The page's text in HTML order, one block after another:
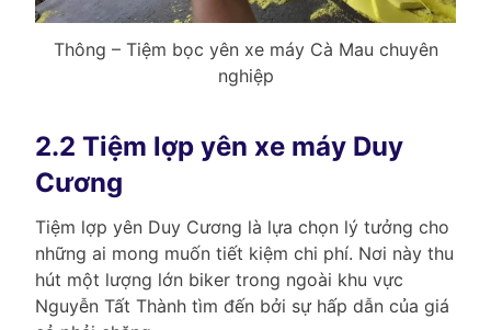
Thông – Tiệm bọc yên xe máy Cà Mau chuyên
nghiệp
2.2 Tiệm lợp yên xe máy Duy
Cương
Tiệm lợp yên Duy Cương là lựa chọn lý tưởng cho
những ai mong muốn tiết kiệm chi phí. Nơi này thu
hút một lượng lớn biker trong ngoài khu vực
Nguyễn Tất Thành tìm đến bởi sự hấp dẫn của giá